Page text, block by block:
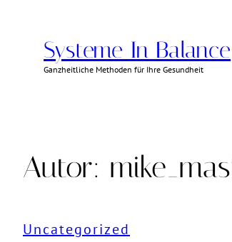
springenSysteme In Balance
Ganzheitliche Methoden für Ihre Gesundheit
Autor:
Uncategorized